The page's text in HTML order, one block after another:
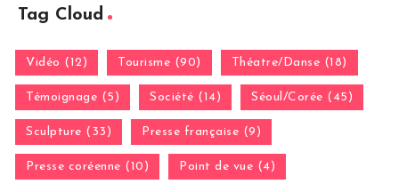
Tag Cloud
Vidéo (12) Tourisme (90) Théatre/Danse (18)
Témoignage (5) Société (14) Séoul/Corée (45)
Sculpture (33) Presse française (9)
Presse coréenne (10) Point de vue (4)